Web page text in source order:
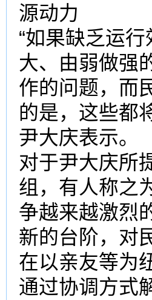
源动力
“如果缺乏运
大、由弱做强
作的问题，而
的是，这些都
尹大庆表示。
对于尹大庆所
组，有人称之
争越来越激烈
新的台阶，对
在以亲友等为
通过协调方式